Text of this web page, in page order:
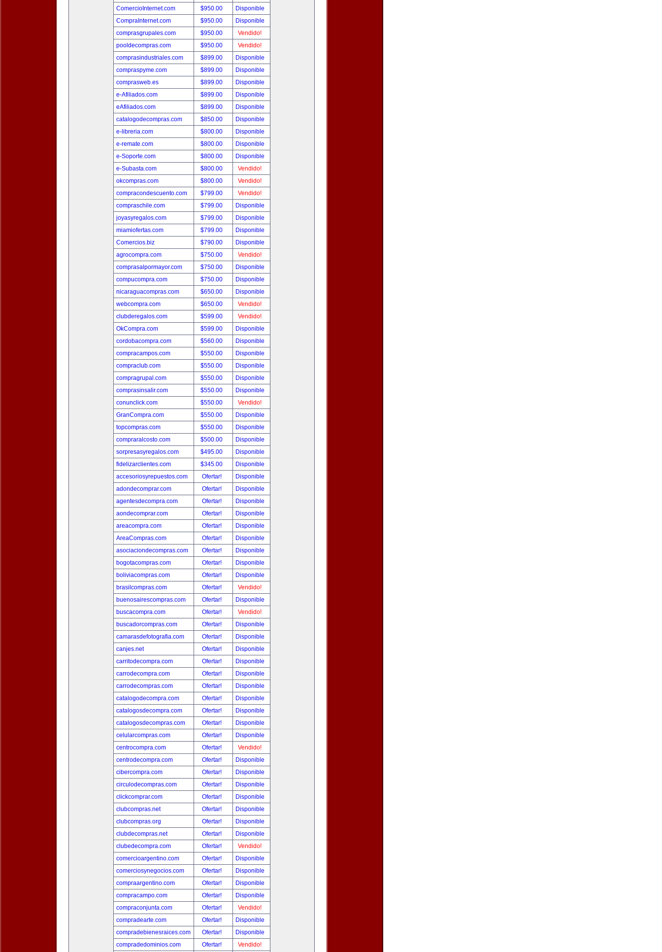
ComercioInternet.com
$950.00
Disponible
CompraInternet.com
$950.00
Disponible
comprasgrupales.com
$950.00
Vendido!
pooldecompras.com
$950.00
Vendido!
comprasindustriales.com
$899.00
Disponible
compraspyme.com
$899.00
Disponible
comprasweb.es
$899.00
Disponible
e-Afiliados.com
$899.00
Disponible
eAfiliados.com
$899.00
Disponible
catalogodecompras.com
$850.00
Disponible
e-libreria.com
$800.00
Disponible
e-remate.com
$800.00
Disponible
e-Soporte.com
$800.00
Disponible
e-Subasta.com
$800.00
Vendido!
okcompras.com
$800.00
Vendido!
compracondescuento.com
$799.00
Vendido!
compraschile.com
$799.00
Disponible
joyasyregalos.com
$799.00
Disponible
miamiofertas.com
$799.00
Disponible
Comercios.biz
$790.00
Disponible
agrocompra.com
$750.00
Vendido!
comprasalpormayor.com
$750.00
Disponible
compucompra.com
$750.00
Disponible
nicaraguacompras.com
$650.00
Disponible
webcompra.com
$650.00
Vendido!
clubderegalos.com
$599.00
Vendido!
OkCompra.com
$599.00
Disponible
cordobacompra.com
$560.00
Disponible
compracampos.com
$550.00
Disponible
compraclub.com
$550.00
Disponible
compragrupal.com
$550.00
Disponible
comprasinsalir.com
$550.00
Disponible
conunclick.com
$550.00
Vendido!
GranCompra.com
$550.00
Disponible
topcompras.com
$550.00
Disponible
compraralcosto.com
$500.00
Disponible
sorpresasyregalos.com
$495.00
Disponible
fidelizarclientes.com
$345.00
Disponible
accesoriosyrepuestos.com
Ofertar!
Disponible
adondecomprar.com
Ofertar!
Disponible
agentesdecompra.com
Ofertar!
Disponible
aondecomprar.com
Ofertar!
Disponible
areacompra.com
Ofertar!
Disponible
AreaCompras.com
Ofertar!
Disponible
asociaciondecompras.com
Ofertar!
Disponible
bogotacompras.com
Ofertar!
Disponible
boliviacompras.com
Ofertar!
Disponible
brasilcompras.com
Ofertar!
Vendido!
buenosairescompras.com
Ofertar!
Disponible
buscacompra.com
Ofertar!
Vendido!
buscadorcompras.com
Ofertar!
Disponible
camarasdefotografia.com
Ofertar!
Disponible
canjes.net
Ofertar!
Disponible
carritodecompra.com
Ofertar!
Disponible
carrodecompra.com
Ofertar!
Disponible
carrodecompras.com
Ofertar!
Disponible
catalogodecompra.com
Ofertar!
Disponible
catalogosdecompra.com
Ofertar!
Disponible
catalogosdecompras.com
Ofertar!
Disponible
celularcompras.com
Ofertar!
Disponible
centrocompra.com
Ofertar!
Vendido!
centrodecompra.com
Ofertar!
Disponible
cibercompra.com
Ofertar!
Disponible
circulodecompras.com
Ofertar!
Disponible
clickcomprar.com
Ofertar!
Disponible
clubcompras.net
Ofertar!
Disponible
clubcompras.org
Ofertar!
Disponible
clubdecompras.net
Ofertar!
Disponible
clubedecompra.com
Ofertar!
Vendido!
comercioargentino.com
Ofertar!
Disponible
comerciosynegocios.com
Ofertar!
Disponible
compraargentino.com
Ofertar!
Disponible
compracampo.com
Ofertar!
Disponible
compraconjunta.com
Ofertar!
Vendido!
compradearte.com
Ofertar!
Disponible
compradebienesraices.com
Ofertar!
Disponible
compradedominios.com
Ofertar! Vendido!